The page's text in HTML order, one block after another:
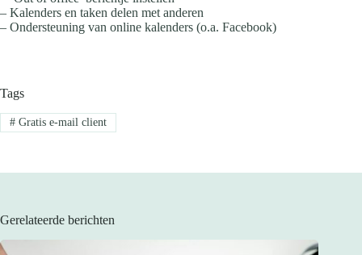
– Kalenders en taken delen met anderen
– Ondersteuning van online kalenders (o.a. Facebook)
Tags
#Gratis e-mail client
Gerelateerde berichten